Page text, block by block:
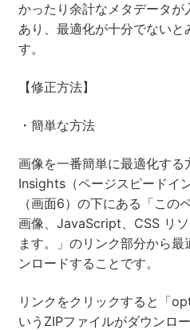
かったり余計なメタデータ
あり、最適化が十分でないと
す。
【修正方法】
・簡単な方法
画像を一番簡単に最適化す
Insights（ページスピードイ
（画面6）の下にある「この
画像、JavaScript、CSS リ
ます。」のリンク部分から
ンロードすることです。
リンクをクリックすると「
いうZIPファイルがダウンロ